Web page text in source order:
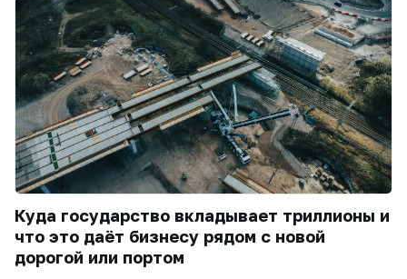
Куда государство вкладывает триллионы и
что это даёт бизнесу рядом с новой
дорогой или портом